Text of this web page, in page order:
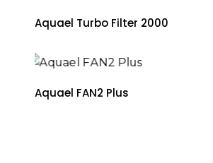
Aquael Turbo Filter 2000
Aquael FAN2 Plus